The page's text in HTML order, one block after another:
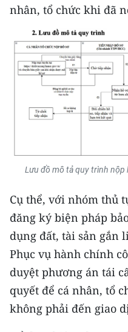
Ảnh
Infographic
TIN MỚI
TIN ĐỊA PHƯƠNG
Đồng bằng sông Hồng
Bắc Trung Bộ
Duyên hải Nam Trung
Nguyên
Đông Nam Bộ
Đồng bằng sông Cửu
Chuyên trang Hà Nội
nhân, tổ chức khi đã
Lưu đồ mô tả quy trình
Cụ thể, với nhóm thủ
đăng ký biện pháp
dụng đất, tài sản gắn
Phục vụ hành chính
duyệt phương án tái
quyết để cá nhân, tổ
không phải đến giao